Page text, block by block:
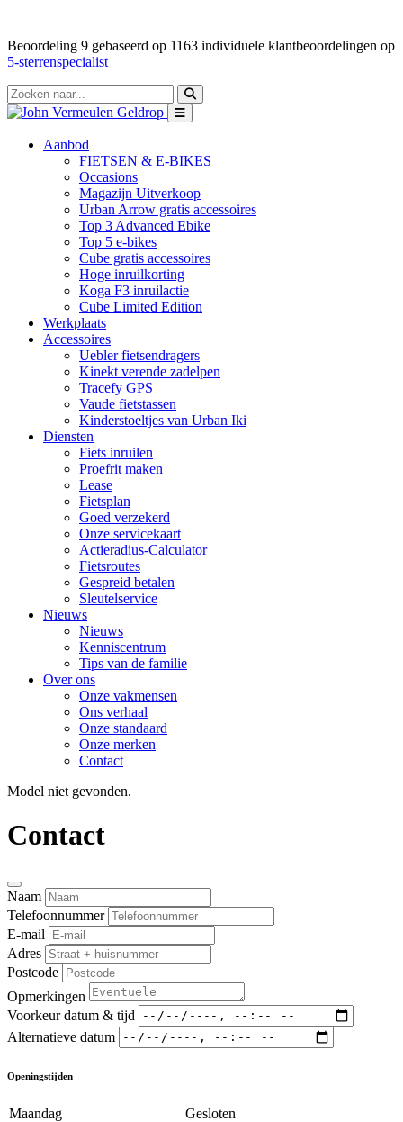
Beoordeling 9 gebaseerd op 1163 individuele klantbeoordelingen op
5-sterrenspecialist
Aanbod
FIETSEN & E-BIKES
Occasions
Magazijn Uitverkoop
Urban Arrow gratis accessoires
Top 3 Advanced Ebike
Top 5 e-bikes
Cube gratis accessoires
Hoge inruilkorting
Koga F3 inruilactie
Cube Limited Edition
Werkplaats
Accessoires
Uebler fietsendragers
Kinekt verende zadelpen
Tracefy GPS
Vaude fietstassen
Kinderstoeltjes van Urban Iki
Diensten
Fiets inruilen
Proefrit maken
Lease
Fietsplan
Goed verzekerd
Onze servicekaart
Actieradius-Calculator
Fietsroutes
Gespreid betalen
Sleutelservice
Nieuws
Nieuws
Kenniscentrum
Tips van de familie
Over ons
Onze vakmensen
Ons verhaal
Onze standaard
Onze merken
Contact
Model niet gevonden.
Contact
Naam
Telefoonnummer
E-mail
Adres
Postcode
Opmerkingen
Voorkeur datum & tijd
Alternatieve datum
Openingstijden
Maandag
Gesloten